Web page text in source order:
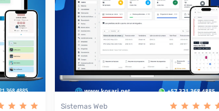
Sistemas Web